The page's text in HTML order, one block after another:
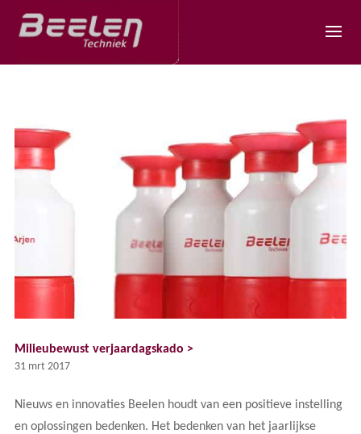
Milieubewust verjaardagskado >
31 mrt 2017
Nieuws en innovaties Beelen houdt van een positieve instelling
en oplossingen bedenken. Het bedenken van het jaarlijkse